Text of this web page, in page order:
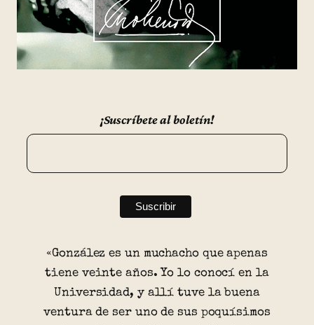
¡Suscríbete al boletín!
«González es un muchacho que apenas
tiene veinte años. Yo lo conocí en la
Universidad, y allí tuve la buena
ventura de ser uno de sus poquísimos